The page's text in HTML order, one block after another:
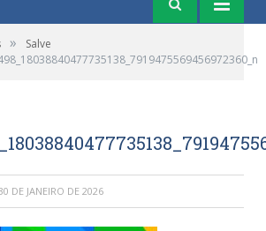
»
Salve
DE JANEIRO DE 2026